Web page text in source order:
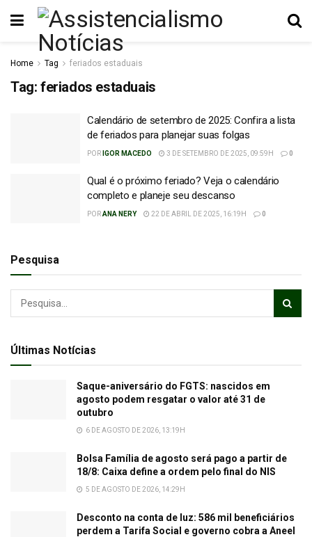
Home Tag feriados estaduais
Tag: feriados estaduais
Calendário de setembro de 2025: Confira a lista
de feriados para planejar suas folgas
POR IGOR MACEDO 3 DE SETEMBRO DE 2025, 09:59H 0
Qual é o próximo feriado? Veja o calendário
completo e planeje seu descanso
PORANA NERY 22 DE ABRIL DE 2025, 16:19H 0
Pesquisa
Últimas Notícias
Saque-aniversário do FGTS: nascidos em
agosto podem resgatar o valor até 31 de
outubro
6 DE AGOSTO DE 2026, 13:19H
Bolsa Família de agosto será pago a partir de
18/8: Caixa define a ordem pelo final do NIS
5 DE AGOSTO DE 2026, 14:29H
Desconto na conta de luz: 586 mil beneficiários
perdem a Tarifa Social e governo cobra a Aneel